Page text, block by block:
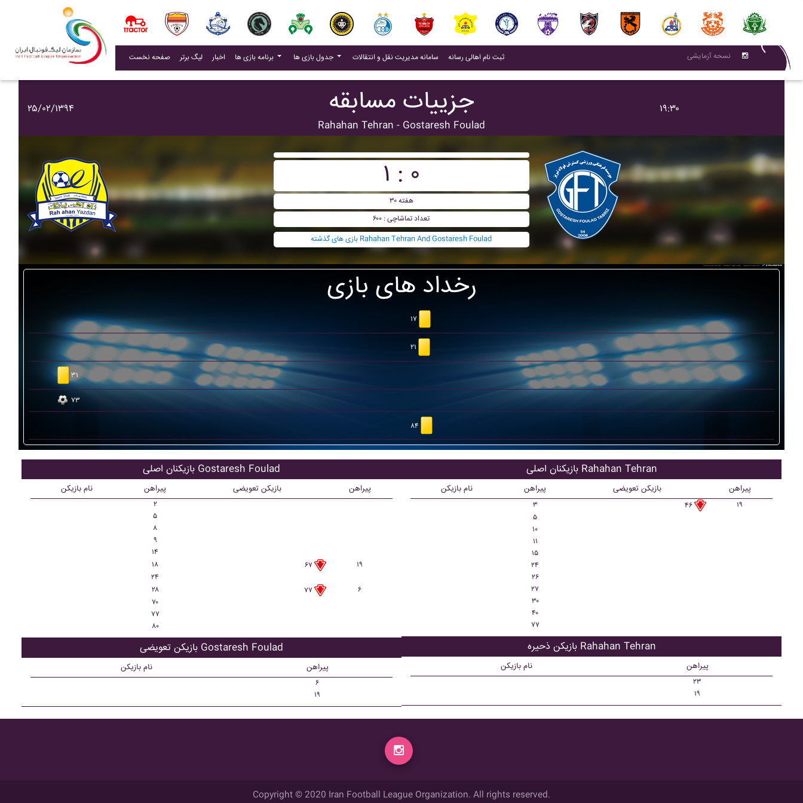
صفحه نخست لیگ برتر اخبار(current) برنامه بازی ها جدول بازی ها سامانه مدیریت نقل و انتقالات (current)
ثبت نام اهالی رسانه(current) نسحه آزمایشی
۲۵/۰۲/۱۳۹۴ جزییات مسابقه
Rahahan Tehran - Gostaresh Foulad
۱۹:۳۰
۱ : ۰
هفته ۳۰
تعداد تماشاچی : ۶۰۰
بازی های گذشته Rahahan Tehran And Gostaresh Foulad
رخداد های بازی
۱۷
۲۱
۳۱
۷۳
۸۴
بازیکنان اصلی Gostaresh Foulad
نام بازیکن پیراهن بازیکن تعویضی پیراهن
۲
۵
۸
۹
۱۴
۱۸
۶۷
۱۹
۲۴
۲۸
۷۷
۶
۷۰
۷۷
۸۰
بازیکن تعویضی Gostaresh Foulad
نام بازیکن پیراهن
۶
۱۹
بازیکنان اصلی Rahahan Tehran
نام بازیکن پیراهن بازیکن تعویضی پیراهن
۳ ۴۶
۱۹
۵
۱۰
۱۱
۱۵
۲۴
۲۶
۲۷
۳۰
۴۰
۷۷
بازیکن ذحیره Rahahan Tehran
نام بازیکن پیراهن
۲۳
۱۹
Copyright © 2020 Iran Football League Organization. All rights reserved.